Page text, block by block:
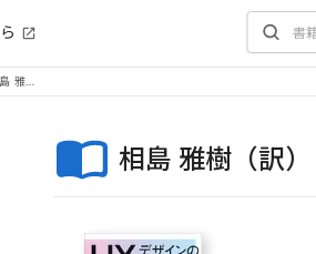
相島 雅樹（訳）
相島 雅樹（訳）